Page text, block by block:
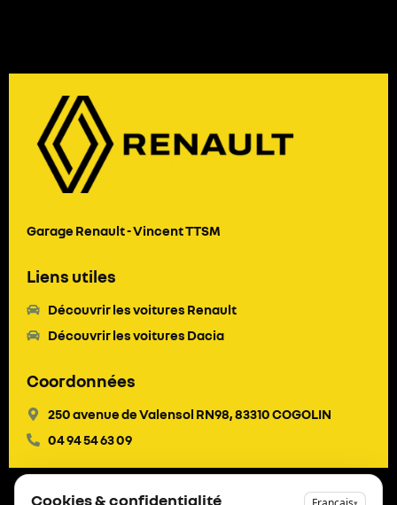
Garage Renault - Vincent TTSM
Liens utiles
Découvrir les voitures Renault
Découvrir les voitures Dacia
Coordonnées
250 avenue de Valensol RN98, 83310 COGOLIN
04 94 54 63 09
Cookies & confidentialité